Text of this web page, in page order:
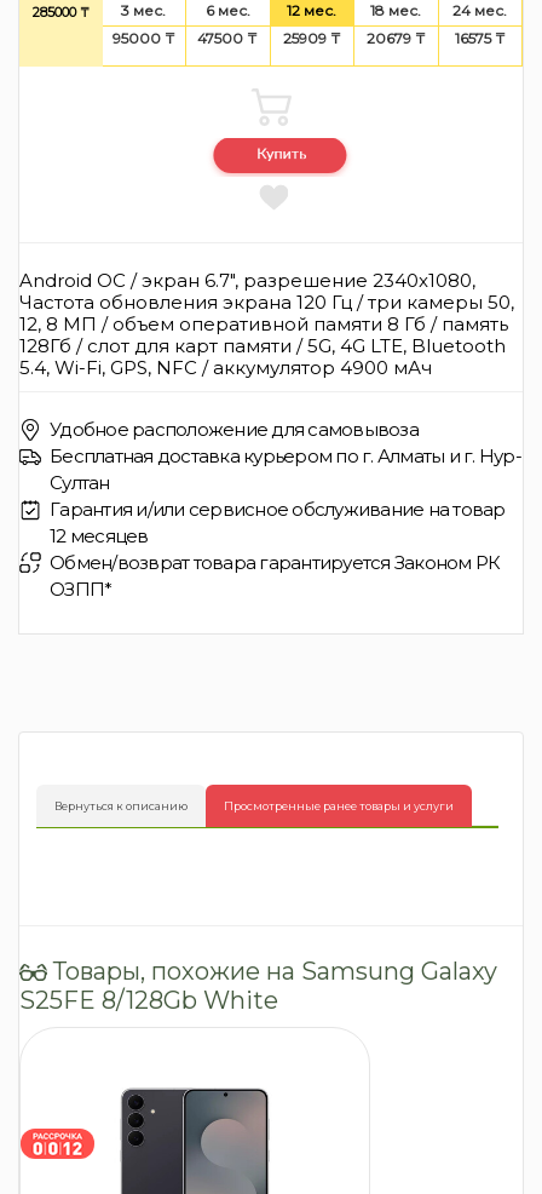
285000 ₸ 3 мес. 6 мес. 12 мес. 18 мес.
24 мес.
95000 ₸
47500 ₸ 25909 ₸ 20679 ₸ 16575 ₸
Android ОС / экран 6.7", разрешение 2340x1080,
Частота обновления экрана 120 Гц / три камеры 50,
12, 8 МП / объем оперативной памяти 8 Гб / память
128Гб / слот для карт памяти / 5G, 4G LTE, Bluetooth
5.4, Wi-Fi, GPS, NFC / аккумулятор 4900 мАч
Удобное расположение для самовывоза
Бесплатная доставка курьером по г. Алматы и г. Нур-
Султан
Гарантия и/или сервисное обслуживание на товар
12 месяцев
Обмен/возврат товара гарантируется Законом РК
ОЗПП*
Вернуться к описанию Просмотренные ранее товары и услуги
Товары, похожие на Samsung Galaxy
S25FE 8/128Gb White